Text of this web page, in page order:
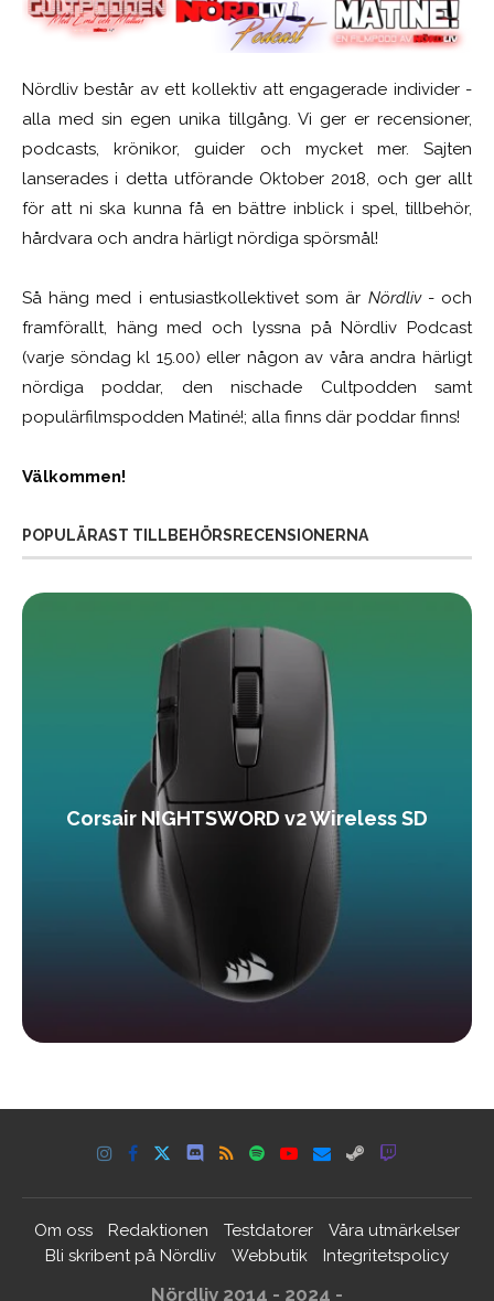
Nördliv består av ett kollektiv att engagerade individer -
alla med sin egen unika tillgång. Vi ger er recensioner,
podcasts, krönikor, guider och mycket mer. Sajten
lanserades i detta utförande Oktober 2018, och ger allt
för att ni ska kunna få en bättre inblick i spel, tillbehör,
hårdvara och andra härligt nördiga spörsmål!
Så häng med i entusiastkollektivet som är Nördliv- och
framförallt, häng med och lyssna på Nördliv Podcast
(varje söndag kl 15.00) eller någon av våra andra härligt
nördiga poddar, den nischade Cultpodden samt
populärfilmspodden Matiné!; alla finns där poddar finns!
Välkommen!
POPULÄRAST TILLBEHÖRSRECENSIONERNA
Corsair NIGHTSWORD v2 Wireless SD
Om oss Redaktionen Testdatorer
Våra utmärkelser
Bli skribent på Nördliv
Webbutik Integritetspolicy
Nördliv 2014 - 2024 -